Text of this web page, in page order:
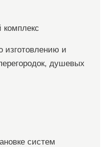
комплекс
изготовлению и
душевых
систем